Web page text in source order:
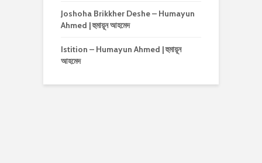
Joshoha Brikkher Deshe – Humayun
Ahmed | হুমায়ূন আহমেদ
Istition – Humayun Ahmed | হুমায়ূন
আহমেদ